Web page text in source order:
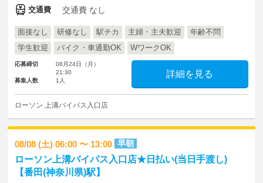
交通費 交通費 なし
面接なし 研修なし 駅チカ 主婦・主夫歓迎
年齢不問
学生歓迎
バイク・車通勤OK WワークOK
応募締切
08月24日（月）
21:30
募集人数
1人
詳細を見る
ローソン 上溝バイパス入口店
08/08 (土) 06:00 〜 13:00 早朝
ローソン上溝バイパス入口店★日払い(当日手渡し)
【番田(神奈川県)駅】